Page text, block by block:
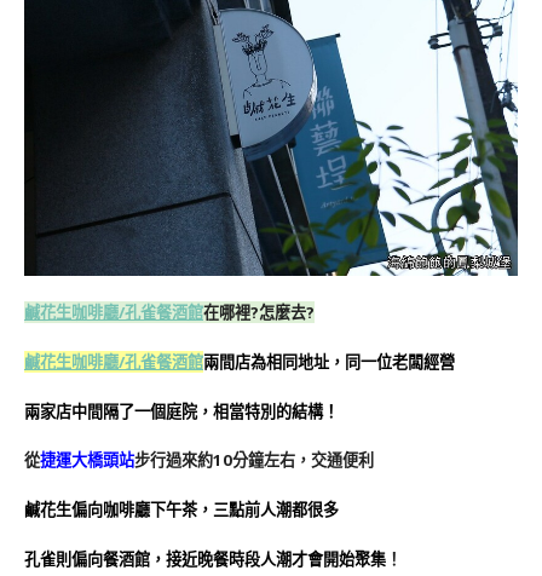
鹹花生咖啡廳/孔雀餐酒館在哪裡?怎麼去?
鹹花生咖啡廳/孔雀餐酒館兩間店為相同地址，同一位老闆經營
兩家店中間隔了一個庭院，相當特別的結構！
從捷運大橋頭站步行過來約10分鐘左右，交通便利
鹹花生偏向咖啡廳下午茶，三點前人潮都很多
孔雀則偏向餐酒館，接近晚餐時段人潮才會開始聚集 ！